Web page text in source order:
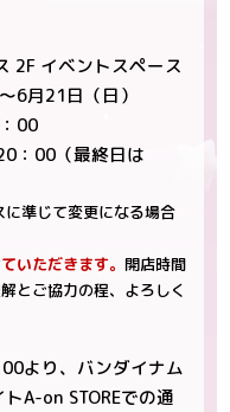
2F イベントスペース
6月21日（日）
00
：00（最終日は
準じて変更になる場合
いただきます。 開店時間
とご協力の程、よろしく
より、バンダイナム
A-on STOREでの通